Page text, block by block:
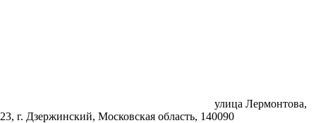
улица Лермонтова,
23, г. Дзержинский, Московская область, 140090